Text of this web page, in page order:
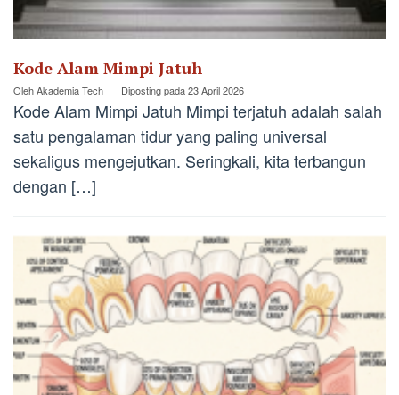
Kode Alam Mimpi Jatuh
OlehAkademia Tech Diposting pada23 April 2026
Kode Alam Mimpi Jatuh Mimpi terjatuh adalah salah
satu pengalaman tidur yang paling universal
sekaligus mengejutkan. Seringkali, kita terbangun
dengan […]